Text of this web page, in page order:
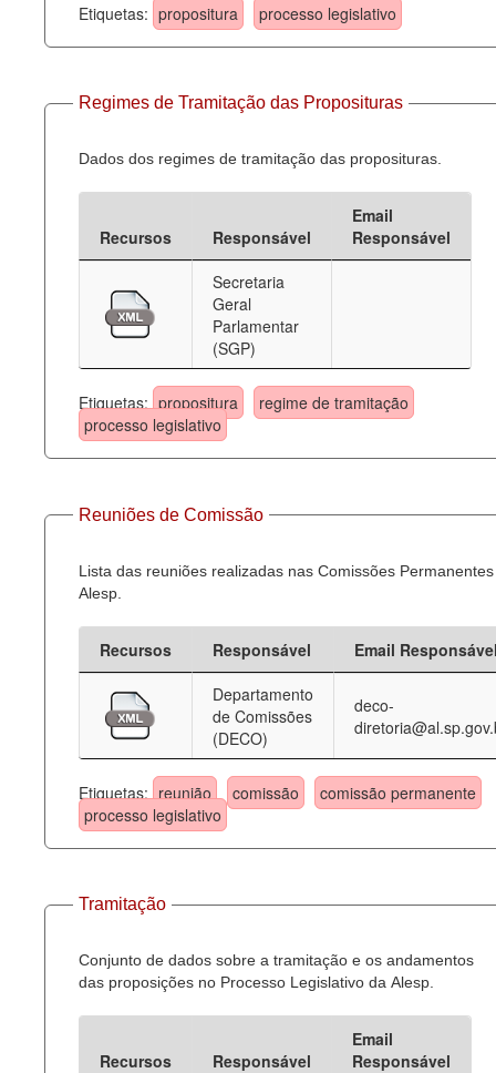
Etiquetas: propositura processo legislativo
Regimes de Tramitação das Proposituras
Dados dos regimes de tramitação das proposituras.
Recursos Responsável
Email
Responsável
Secretaria
Geral
Parlamentar
(SGP)
Etiquetas: propositura
regime de tramitação
processo legislativo
Reuniões de Comissão
Lista das reuniões realizadas nas Comissões
Alesp.
Recursos Responsável
Email
Departamento
de Comissões
(DECO)
deco-
Etiquetas: reunião comissão
comissão permanente
processo legislativo
Tramitação
Conjunto de dados sobre a tramitação e os andamentos
das proposições no Processo Legislativo da Alesp.
Recursos Responsável
Email
Responsável